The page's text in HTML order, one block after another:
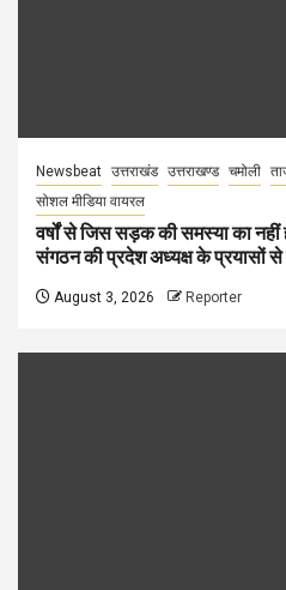
Newsbeat उत्तराखंड उत्तराखण्ड चमोली
सोशल मीडिया वायरल
वर्षों से जिस सड़क की समस्या का नहीं
संगठन की प्रदेश अध्यक्ष के प्रयासों से
August 3, 2026 Reporter